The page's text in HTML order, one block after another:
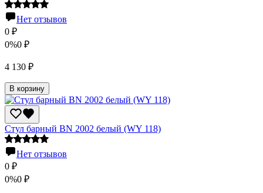
Нет отзывов
0 ₽
0%0 ₽
4 130 ₽
В корзину
Стул барный BN 2002 белый (WY 118)
Нет отзывов
0 ₽
0%0 ₽